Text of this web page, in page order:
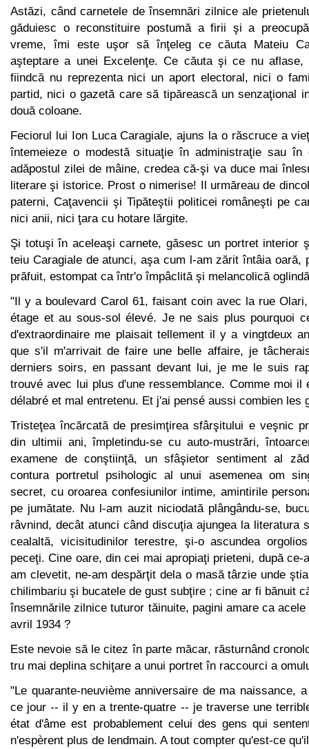
Astăzi, când carnetele de însemnări zilnice ale
găduiesc o reconstituire postumă a firii şi a
vreme, îmi este uşor să înţeleg ce căuta Mateiu
aşteptare a unei Excelenţe. Ce căuta şi ce nu aflase,
fiindcă nu reprezenta nici un aport electoral, nici o
partid, nici o gazetă care să tipărească un senzaţional
două coloane.
Feciorul lui Ion Luca Caragiale, ajuns la o răscruce a
întemeieze o modestă situaţie în administraţie sau în
adăpostul zilei de mâine, credea că-şi va duce mai
literare şi istorice. Prost o nimerise! Il urmăreau de
paterni, Caţavencii şi Tipăteştii politicei româneşti pe
nici anii, nici ţara cu hotare lărgite.
Şi totuşi în aceleaşi carnete, găsesc un portret interior
teiu Caragiale de atunci, aşa cum l-am zărit întâia oară,
pră­fuit, estompat ca într'o împâclită şi melancolică
"Il y a boulevard Carol 61, faisant coin avec la rue
étage et au sous-sol élevé. Je ne sais plus pourquoi
d'ex­traordinaire me plaisait tellement il y a vingtdeux
que s'il m'arrivait de faire une belle affaire, je
derniers soirs, en pas­sant devant lui, je me le suis
trouvé avec lui plus d'une res­semblance. Comme moi il
délabré et mal entretenu. Et j'ai pensé aussi combien les
Tristeţea încărcată de presimţirea sfârşitului e veşnic
din ultimii ani, împletindu-se cu auto-mustrări,
examene de conştiinţă, un sfâşietor sentiment al
contura portretul psihologic al unui asemenea om
secret, cu oroarea confesiu­nilor intime, amintirile
pe jumătate. Nu l-am auzit nici­odată plângându-se,
râvnind, decât atunci când discuţia ajungea la literatura
cealaltă, vicisitudinilor terestre, şi-o ascundea
peceţi. Cine oare, din cei mai apropiaţi prieteni, după
am clevetit, ne-am despărţit dela o masă târzie unde
chilimbariu şi bucatele de gust subţire ; cine ar fi bănuit
însemnările zilnice tuturor tăinuite, pagini amare ca
avril 1934 ?
Este nevoie să le citez în parte măcar, răsturnând
tru mai deplina schiţare a unui portret în raccourci a
"Le quarante-neuvième anniversaire de ma naissance,
ce jour -- il y en a trente-quatre -- je traverse une
état d'âme est probablement celui des gens qui
n'espèrent plus de lendmain. A tout compter qu'est-ce